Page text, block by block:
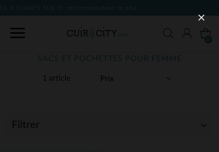
le site
1 article
SACS ET POCHETTES POUR FEMME
Filtrer